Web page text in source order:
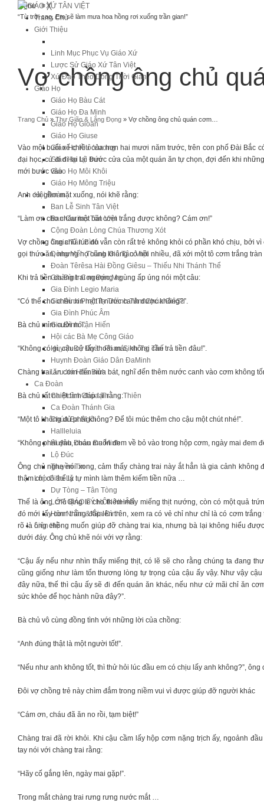
“Từ trời cao, Em sẽ làm mưa hoa hồng rơi xuống trần gian!”
Menu≡ ╳
Trang Chủ
Giới Thiệu
Linh Mục Phục Vụ Giáo Xứ
Lược Sử Giáo Xứ Tân Việt
Xứ Đạo Theo Dòng Thời Gian
Giáo Họ
Giáo Họ Bàu Cát
Giáo Họ Đa Minh
Giáo Họ Gioan
Giáo Họ Giuse
Giáo Họ Kitô Vương
Giáo Họ Lộ Đức
Giáo Họ Môi Khôi
Giáo Họ Mông Triệu
Hội Đoàn
Ban Lễ Sinh Tân Việt
Ban Caritas Tân Việt
Cộng Đoàn Lòng Chúa Thương Xót
Curia Tân Bình
Dòng Mến Thánh Giá Tân Việt
Đoàn Têrêsa Hài Đồng Giêsu – Thiếu Nhi Thánh Thể
Gia Đình Con Đức Mẹ
Gia Đình Legio Maria
Gia Đình Phạt Tạ Thánh Tâm Chúa GiêSu
Gia Đình Phúc Âm
Gia Đình Tận Hiến
Hội các Bà Mẹ Công Giáo
Huynh Đệ Đoàn Phan Sinh Tại Thế
Huynh Đoàn Giáo Dân ĐaMinh
Lưu Xá Hòa Bình
Ca Đoàn
Ca Đoàn Chúa Thăng Thiên
Ca Đoàn Thánh Gia
Chúa Ba Ngôi
Hallleluia
Huynh Đoàn Đa Minh
Lộ Đúc
Truyền Tin
Lớp Giáo Lý
Dự Tòng – Tân Tòng
LỚP GIÁO LÝ HÔN NHÂN
Hôn Nhân & Gia Đình
Liên Hệ
Vợ chồng ông chủ
Trang Chủ » Thư Giãn & Lắng Đọng » Vợ chồng ông chủ quán cơm…
Vào một buổi xế chiều của hơn hai mươi năm trước, trên con phố Đài Bắc
đại học, cứ đi đi lại lại trước cửa của một quán ăn tự chọn, đợi đến khi
mới bước vào.
Anh cúi gầm mặt xuống, nói khẽ rằng:
“Làm ơn cho cháu một bát cơm trắng được không? Cám ơn!”
Vợ chồng ông chủ lúc đó vẫn còn rất trẻ không khỏi có phần khó chịu, bởi
gọi thức ăn, nhưng họ cũng không có hỏi nhiều, đã xới một tô cơm trắng tràn
Khi trả tiền chàng trai ngượng ngùng ấp úng nói một câu:
“Có thể cho cháu xin một ít nước canh được không?”.
Bà chủ mỉm cười nói:
“Không có gì, cậu cứ lấy thoải mái, không cần trả tiền đâu!”.
Chàng trai ăn cơm đến nửa bát, nghĩ đến thêm nước canh vào cơm không
Bà chủ rất nhiệt tình đáp lại rằng:
“Một tô không đủ phải không? Để tôi múc thêm cho cậu một chút nhé!”.
“Không phải đâu, cháu muốn đem về bỏ vào trong hộp cơm, ngày mai đem
Ông chủ nghe nói xong, cảm thấy chàng trai này ắt hẳn là gia cảnh không
thậm chí có thể là tự mình làm thêm kiếm tiền nữa …
Thế là ông chủ lặng lẽ cho thêm mấy miếng thịt nướng, còn có một quả
đó mới lấy cơm trắng đắp lên trên, xem ra có vẻ chỉ như chỉ là có cơm
rõ là ông chồng muốn giúp đỡ chàng trai kia, nhưng bà lại không hiểu
dưới đáy. Ông chủ khẽ nói với vợ rằng:
“Cậu ấy nếu như nhìn thấy miếng thịt, có lẽ sẽ cho rằng chúng ta đang
cũng giống như làm tổn thương lòng tự trọng của cậu ấy vậy. Như vậy
đây nữa, thế thì cậu ấy sẽ đi đến quán ăn khác, nếu như cứ mãi chỉ ăn
sức khỏe để học hành nữa đây?”.
Bà chủ vô cùng đồng tình với những lời của chồng:
“Anh đúng thật là một người tốt!”.
“Nếu như anh không tốt, thì thử hỏi lúc đầu em có chịu lấy anh không?”,
Đôi vợ chồng trẻ này chìm đắm trong niềm vui vì được giúp đỡ người khác
“Cám ơn, cháu đã ăn no rồi, tạm biệt!”
Chàng trai đã rời khỏi. Khi cậu cầm lấy hộp cơm nặng trịch ấy, ngoảnh
tay nói với chàng trai rằng:
“Hãy cố gắng lên, ngày mai gặp!”.
Trong mắt chàng trai rưng rưng nước mắt …